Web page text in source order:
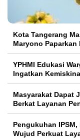
Kota Tangerang
Maryono Paparkan
YPHMI Edukasi
Ingatkan
Masyarakat Dapat
Berkat Layanan
Pengukuhan
Wujud Perkuat